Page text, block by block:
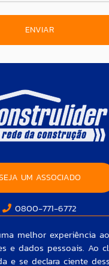
melhor experiência
e dados pessoais. Ao
e se declara ciente
UM ASSOCIADO
0800-771-6772